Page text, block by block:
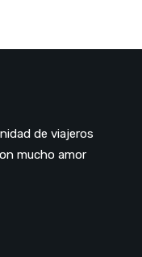
de viajeros
mucho amor